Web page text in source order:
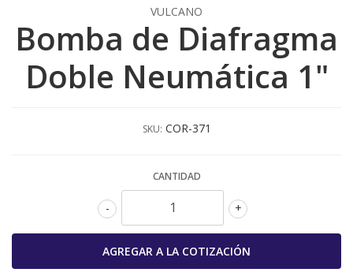
VULCANO
Bomba de Diafragma
Doble Neumática 1"
SKU: COR-371
CANTIDAD
+
-